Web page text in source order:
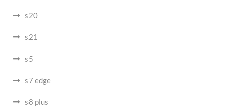
s20
s21
s5
s7 edge
s8 plus